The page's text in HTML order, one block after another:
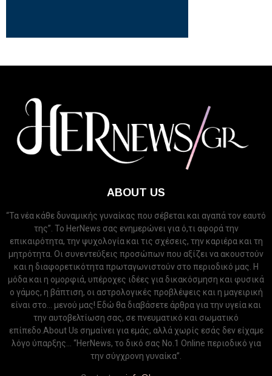
ABOUT US
“Τα νέα κάθε δυναμικής γυναίκας που σέβεται και αγαπά τον εαυτό
της”. Το HerNews σας ενημερώνει για ό,τι αφορά την
επικαιρότητα, την ψυχολογία και τις σχέσεις, την καριέρα και τη
μητρότητα. Οι συνεντεύξεις προσώπων που αξίζει να ακουστούν
και η διαφορετικότητα πρωταγωνιστούν στο περιοδικό μας. Η
μόδα και η ομορφιά, υπέροχες ιδέες για δικακόσμηση και φυσικά
ο γάμος, η βάπτιση, οι αστρολογικές προβλέψεις και η μαγειρική
είναι στο... μενού μας! Εδώ θα διαβάσετε άρθρα για την υγεία και
την αυτοβελτίωση σας, σε πνευματικό και σωματικό
επίπεδο.About Us σημαίνει για εμάς, αλλά χωρίς εσάς δεν είχαμε
λόγο ύπαρξης... “HerNews, το δικό σας Νo.1 Online περιοδικό για
την σύγχρονη γυναίκα”.